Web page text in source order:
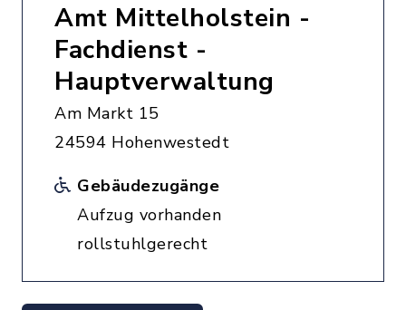
Amt Mittelholstein -
Fachdienst -
Hauptverwaltung
Am Markt 15
24594 Hohenwestedt
Gebäudezugänge
Aufzug vorhanden
rollstuhlgerecht